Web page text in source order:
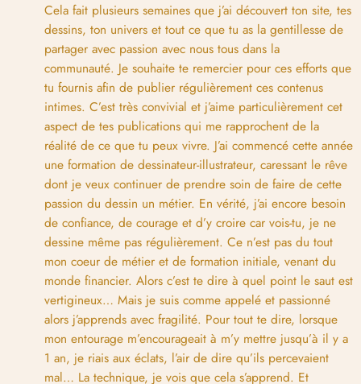
Cela fait plusieurs semaines que j’ai découvert ton site, tes
dessins, ton univers et tout ce que tu as la gentillesse de
partager avec passion avec nous tous dans la
communauté. Je souhaite te remercier pour ces efforts que
tu fournis afin de publier régulièrement ces contenus
intimes. C’est très convivial et j’aime particulièrement cet
aspect de tes publications qui me rapprochent de la
réalité de ce que tu peux vivre. J’ai commencé cette année
une formation de dessinateur-illustrateur, caressant le rêve
dont je veux continuer de prendre soin de faire de cette
passion du dessin un métier. En vérité, j’ai encore besoin
de confiance, de courage et d’y croire car vois-tu, je ne
dessine même pas régulièrement. Ce n’est pas du tout
mon coeur de métier et de formation initiale, venant du
monde financier. Alors c’est te dire à quel point le saut est
vertigineux… Mais je suis comme appelé et passionné
alors j’apprends avec fragilité. Pour tout te dire, lorsque
mon entourage m’encourageait à m’y mettre jusqu’à il y a
1 an, je riais aux éclats, l’air de dire qu’ils percevaient
mal… La technique, je vois que cela s’apprend. Et